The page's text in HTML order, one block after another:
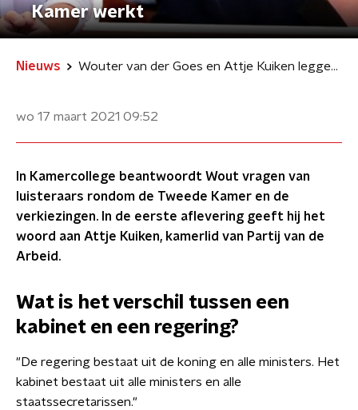
Kamer werkt
Nieuws Wouter van der Goes en Attje Kuiken leggen uit hoe de Tweede Kamer werkt
wo 17 maart 2021 09:52
In Kamercollege beantwoordt Wout vragen van
luisteraars rondom de Tweede Kamer en de
verkiezingen. In de eerste aflevering geeft hij het
woord aan Attje Kuiken, kamerlid van Partij van de
Arbeid.
Wat is het verschil tussen een
kabinet en een regering?
"De regering bestaat uit de koning en alle ministers. Het
kabinet bestaat uit alle ministers en alle
staatssecretarissen."